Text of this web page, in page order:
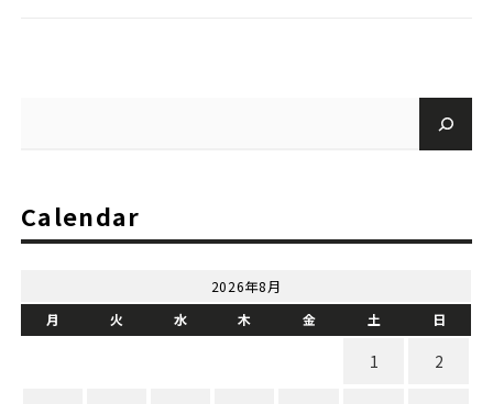
Calendar
2026年8月
月
火 水 木 金 土 日
1 2